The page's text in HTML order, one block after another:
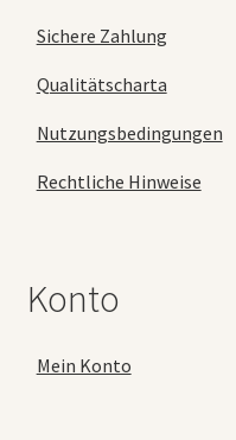
Sichere Zahlung
Qualitätscharta
Nutzungsbedingungen
Rechtliche Hinweise
Konto
Mein Konto